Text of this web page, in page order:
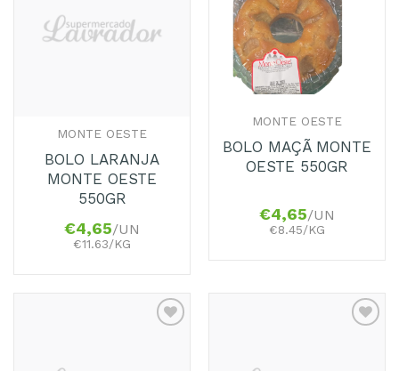
Favoritos
MONTE OESTE
BOLO LARANJA
MONTE OESTE
550GR
€4,65/UN
€11.63/KG
aos
Favoritos
MONTE OESTE
BOLO MAÇÃ MONTE
OESTE 550GR
€4,65/UN
€8.45/KG